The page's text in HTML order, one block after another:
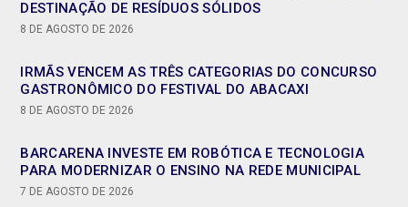
DESTINAÇÃO DE RESÍDUOS SÓLIDOS
8 DE AGOSTO DE 2026
IRMÃS VENCEM AS TRÊS CATEGORIAS DO CONCURSO
GASTRONÔMICO DO FESTIVAL DO ABACAXI
8 DE AGOSTO DE 2026
BARCARENA INVESTE EM ROBÓTICA E TECNOLOGIA
PARA MODERNIZAR O ENSINO NA REDE MUNICIPAL
7 DE AGOSTO DE 2026